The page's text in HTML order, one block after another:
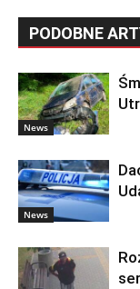
PODOBNE
News
News